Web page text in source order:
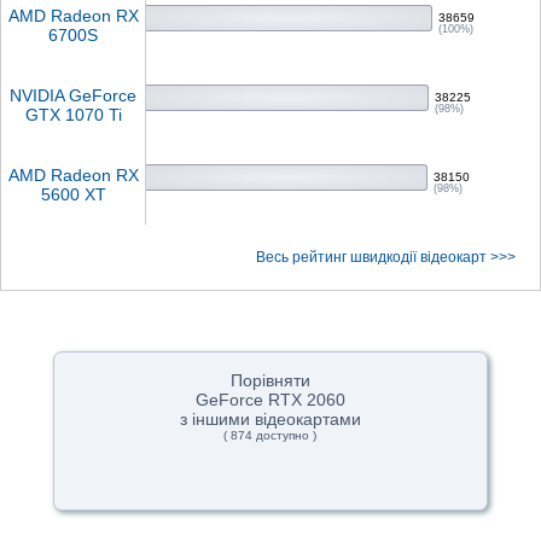
AMD Radeon RX
6700S
38659
(100%)
NVIDIA GeForce
GTX 1070 Ti
38225
(98%)
AMD Radeon RX
5600 XT
38150
(98%)
Весь рейтинг швидкодії відеокарт >>>
Порівняти
GeForce RTX 2060
з іншими відеокартами
( 874 доступно )